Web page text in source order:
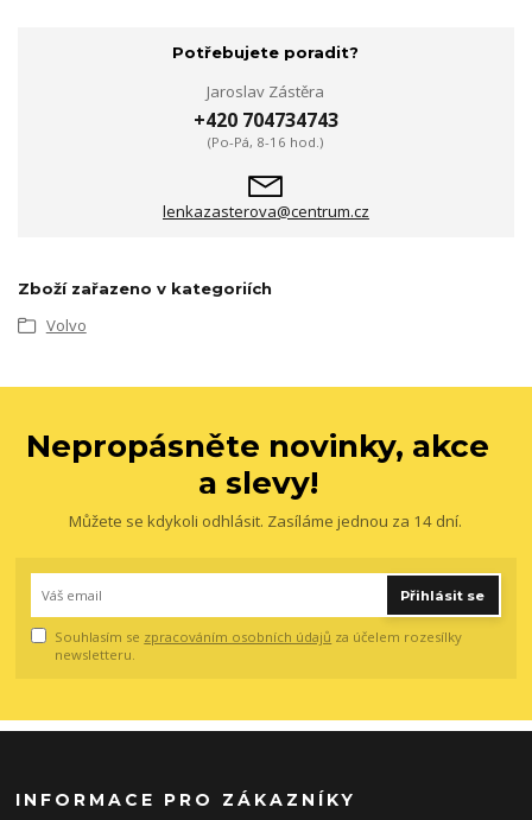
Potřebujete poradit?
Jaroslav Zástěra
+420 704734743
(Po-Pá, 8-16 hod.)
lenkazasterova@centrum.cz
Zboží zařazeno v kategoriích
Volvo
Nepropásněte novinky, akce
a slevy!
Můžete se kdykoli odhlásit. Zasíláme jednou za 14 dní.
Přihlásit se
Souhlasím se zpracováním osobních údajů za účelem rozesílky
newsletteru.
INFORMACE PRO ZÁKAZNÍKY